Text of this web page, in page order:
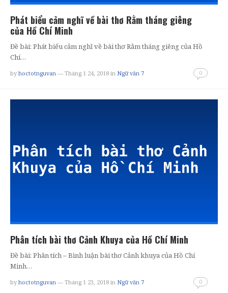
Phát biểu cảm nghĩ về bài thơ Rằm tháng giêng
của Hồ Chí Minh
Đề bài: Phát biểu cảm nghĩ về bài thơ Rằm tháng giêng của Hồ
Chí…
by hoctotnguvan — Tháng 1 24, 2018 in Ngữ văn 7 0
Phân tích bài thơ Cảnh Khuya của Hồ Chí Minh
Đề bài: Phân tích – Bình luận bài thơ Cảnh khuya của Hồ Chí
Minh…
by hoctotnguvan — Tháng 1 23, 2018 in Ngữ văn 7 0